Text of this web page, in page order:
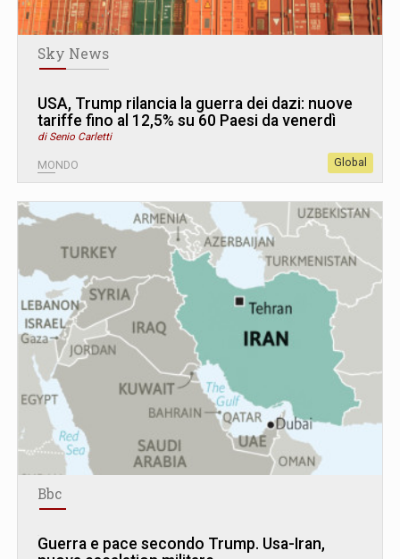
Sky News
USA, Trump rilancia la guerra dei dazi: nuove
tariffe fino al 12,5% su 60 Paesi da venerdì
di Senio Carletti
MONDO Global
Bbc
Guerra e pace secondo Trump. Usa-Iran,